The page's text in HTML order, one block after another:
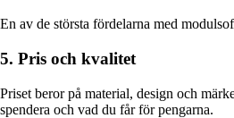
En av de största fördelarna med
5. Pris och kvalitet
Priset beror på material, design och
spendera och vad du får för pengarna.